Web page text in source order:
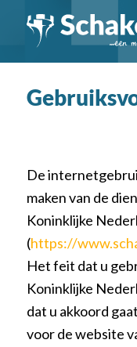
De
maken van de
Koninklijke
(https://
Het feit dat u
Koninklijke
dat u akkoord
voor de website